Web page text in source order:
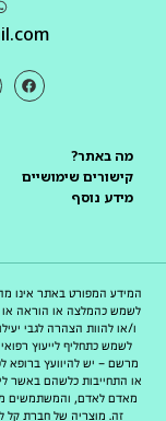
מה באתר?
קישורים שימושיים
מידע נוסף
המידע המפורט באתר אינו
לשמש כהמלצה או הוראה או
ו/או להוות הצהרה לגבי
לשמש כתחליף לייעוץ רפואי
מרשם – יש להיוועץ ברופא
או התחייבות כלשהם באשר
מאדם לאדם, והמשתמשים
זה. מוצריה של חברת קל